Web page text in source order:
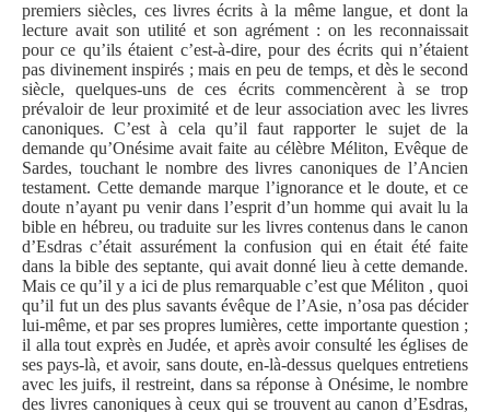
premiers siècles, ces livres écrits à la même langue, et dont la
lecture avait son utilité et son agrément : on les reconnaissait
pour ce qu’ils étaient c’est-à-dire, pour des écrits qui n’étaient
pas divinement inspirés ; mais en peu de temps, et dès le second
siècle, quelques-uns de ces écrits commencèrent à se trop
prévaloir de leur proximité et de leur association avec les livres
canoniques. C’est à cela qu’il faut rapporter le sujet de la
demande qu’Onésime avait faite au célèbre Méliton, Evêque de
Sardes, touchant le nombre des livres canoniques de l’Ancien
testament. Cette demande marque l’ignorance et le doute, et ce
doute n’ayant pu venir dans l’esprit d’un homme qui avait lu la
bible en hébreu, ou traduite sur les livres contenus dans le canon
d’Esdras c’était assurément la confusion qui en était été faite
dans la bible des septante, qui avait donné lieu à cette demande.
Mais ce qu’il y a ici de plus remarquable c’est que Méliton , quoi
qu’il fut un des plus savants évêque de l’Asie, n’osa pas décider
lui-même, et par ses propres lumières, cette importante question ;
il alla tout exprès en Judée, et après avoir consulté les églises de
ses pays-là, et avoir, sans doute, en-là-dessus quelques entretiens
avec les juifs, il restreint, dans sa réponse à Onésime, le nombre
des livres canoniques à ceux qui se trouvent au canon d’Esdras,